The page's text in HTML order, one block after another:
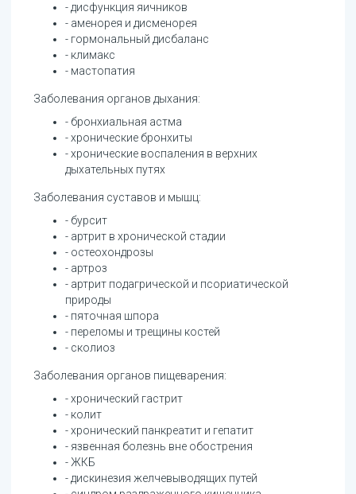
- дисфункция яичников
- аменорея и дисменорея
- гормональный дисбаланс
- климакс
- мастопатия
Заболевания органов дыхания:
- бронхиальная астма
- хронические бронхиты
- хронические воспаления в верхних
дыхательных путях
Заболевания суставов и мышц:
- бурсит
- артрит в хронической стадии
- остеохондрозы
- артроз
- артрит подагрической и псориатической
природы
- пяточная шпора
- переломы и трещины костей
- сколиоз
Заболевания органов пищеварения:
- хронический гастрит
- колит
- хронический панкреатит и гепатит
- язвенная болезнь вне обострения
- ЖКБ
- дискинезия желчевыводящих путей